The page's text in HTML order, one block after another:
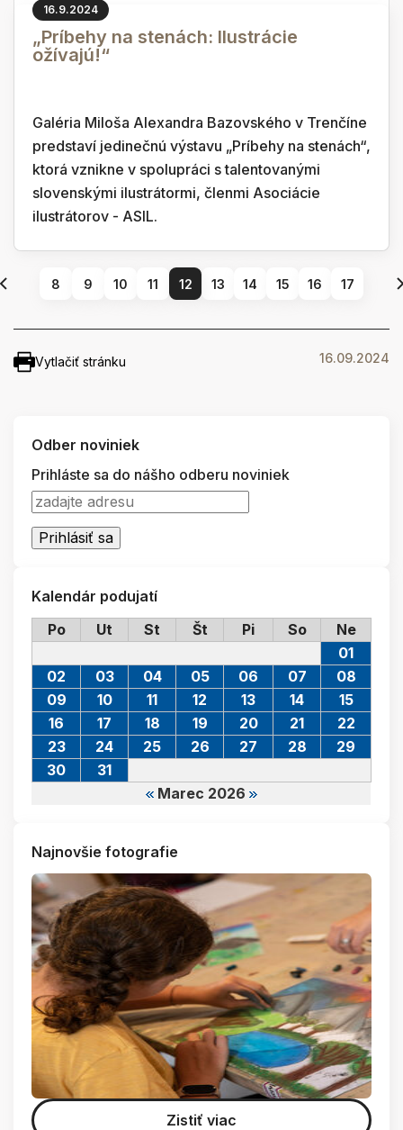
16.9.2024
„Príbehy na stenách: Ilustrácie
ožívajú!“
Galéria Miloša Alexandra Bazovského v Trenčíne
predstaví jedinečnú výstavu „Príbehy na stenách“,
ktorá vznikne v spolupráci s talentovanými
slovenskými ilustrátormi, členmi Asociácie
ilustrátorov - ASIL.
8 9 10 11 12 13 14 15 16 17
Vytlačiť stránku 16.09.2024
Odber noviniek
Prihláste sa do nášho odberu noviniek
Kalendár podujatí
Po
Ut St Št Pi So Ne
Marec 2026
01
02
03 04 05 06 07
08
09
10 11 12 13 14
15
16
17 18 19 20 21
22
23
24 25 26 27 28
29
30
31
Najnovšie fotografie
Zistiť viac